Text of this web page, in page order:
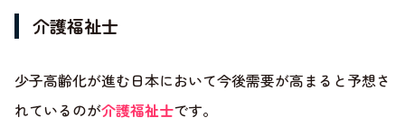
介護福祉士
少子高齢化が進む日本において今後需要が高まると予想さ
れているのが介護福祉士です。